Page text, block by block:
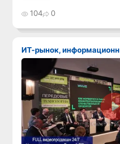
104 0
ИТ-рынок,
Смотреть